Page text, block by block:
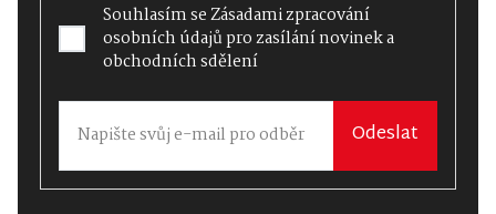
Souhlasím seZásadami zpracování
osobních údajůpro zasílání novinek a
obchodních sdělení
Odeslat